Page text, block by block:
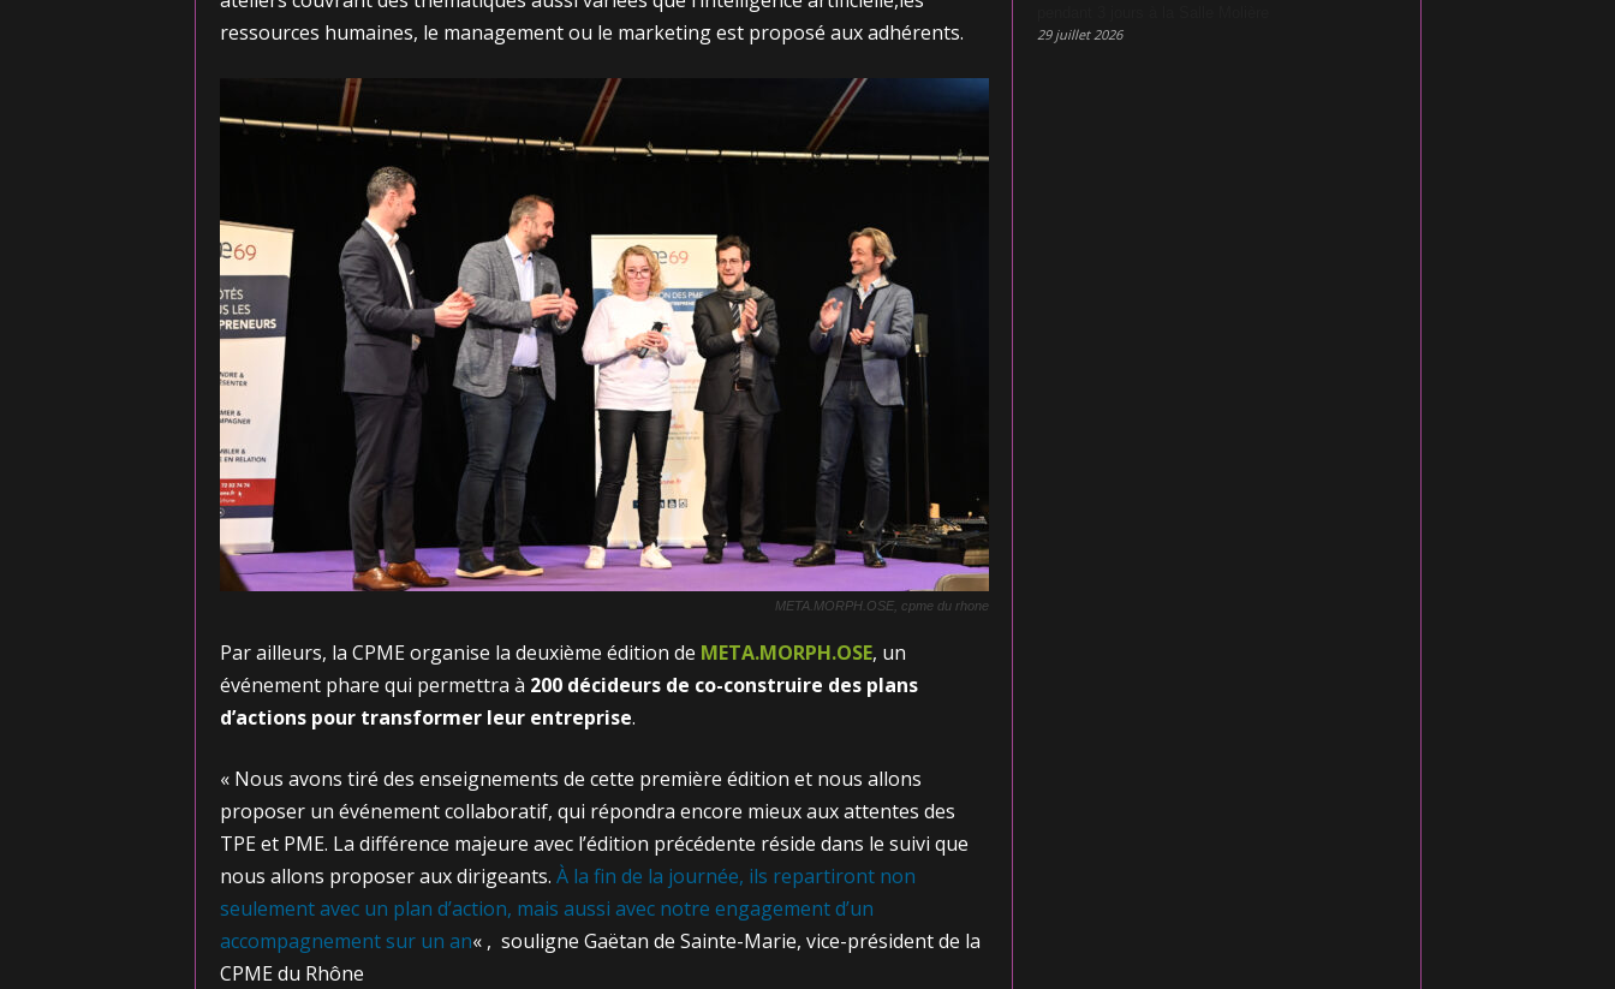
ressources humaines, le management ou le marketing est proposé aux adhérents.
META.MORPH.OSE, cpme du rhone
Par ailleurs, la CPME organise la deuxième édition de META.MORPH.OSE, un
événement phare qui permettra à 200 décideurs de co-construire des plans
d’actions pour transformer leur entreprise.
« Nous avons tiré des enseignements de cette première édition et nous allons
proposer un événement collaboratif, qui répondra encore mieux aux attentes des
TPE et PME. La différence majeure avec l’édition précédente réside dans le suivi que
nous allons proposer aux dirigeants. À la fin de la journée, ils repartiront non
seulement avec un plan d’action, mais aussi avec notre engagement d’un
accompagnement sur un an« , souligne Gaëtan de Sainte-Marie, vice-président de la
CPME du Rhône
29 juillet 2026